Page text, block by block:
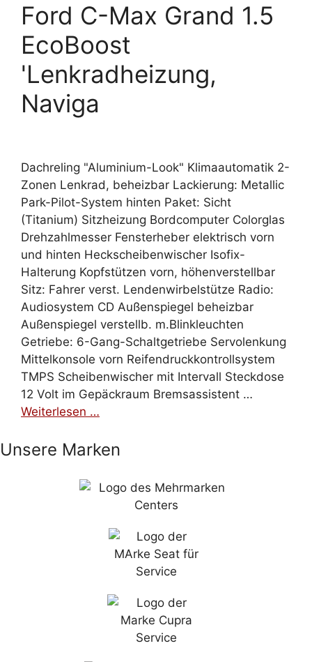
Ford C-Max Grand 1.5
EcoBoost
'Lenkradheizung,
Naviga
Dachreling "Aluminium-Look" Klimaautomatik 2-
Zonen Lenkrad, beheizbar Lackierung: Metallic
Park-Pilot-System hinten Paket: Sicht
(Titanium) Sitzheizung Bordcomputer Colorglas
Drehzahlmesser Fensterheber elektrisch vorn
und hinten Heckscheibenwischer Isofix-
Halterung Kopfstützen vorn, höhenverstellbar
Sitz: Fahrer verst. Lendenwirbelstütze Radio:
Audiosystem CD Außenspiegel beheizbar
Außenspiegel verstellb. m.Blinkleuchten
Getriebe: 6-Gang-Schaltgetriebe Servolenkung
Mittelkonsole vorn Reifendruckkontrollsystem
TMPS Scheibenwischer mit Intervall Steckdose
12 Volt im Gepäckraum Bremsassistent …
Weiterlesen …
Unsere Marken